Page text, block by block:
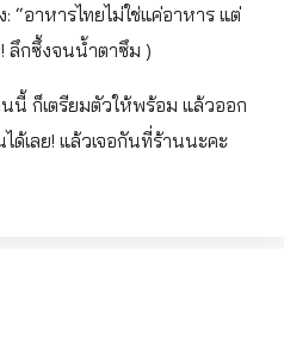
“อาหารไทยไม่ใช่แค่อาหาร แต่
ลึกซึ้งจนน้ำตาซึม )
นี้ ก็เตรียมตัวให้พร้อม แล้วออก
ด้เลย! แล้วเจอกันที่ร้านนะคะ